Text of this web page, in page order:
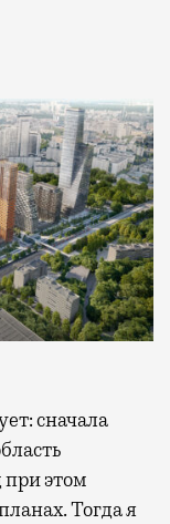
при этом
Тогда я